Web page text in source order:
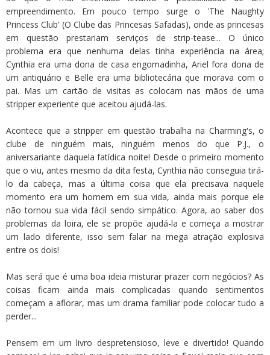
empreendimento. Em pouco tempo surge o 'The Naughty
Princess Club' (O Clube das Princesas Safadas), onde as princesas
em questão prestariam serviços de strip-tease... O único
problema era que nenhuma delas tinha experiência na área;
Cynthia era uma dona de casa engomadinha, Ariel fora dona de
um antiquário e Belle era uma bibliotecária que morava com o
pai. Mas um cartão de visitas as colocam nas mãos de uma
stripper experiente que aceitou ajudá-las.
Acontece que a stripper em questão trabalha na Charming's, o
clube de ninguém mais, ninguém menos do que P.J., o
aniversariante daquela fatídica noite! Desde o primeiro momento
que o viu, antes mesmo da dita festa, Cynthia não conseguia tirá-
lo da cabeça, mas a última coisa que ela precisava naquele
momento era um homem em sua vida, ainda mais porque ele
não tornou sua vida fácil sendo simpático. Agora, ao saber dos
problemas da loira, ele se propõe ajudá-la e começa a mostrar
um lado diferente, isso sem falar na mega atração explosiva
entre os dois!
Mas será que é uma boa ideia misturar prazer com negócios? As
coisas ficam ainda mais complicadas quando sentimentos
começam a aflorar, mas um drama familiar pode colocar tudo a
perder...
Pensem em um livro despretensioso, leve e divertido! Quando